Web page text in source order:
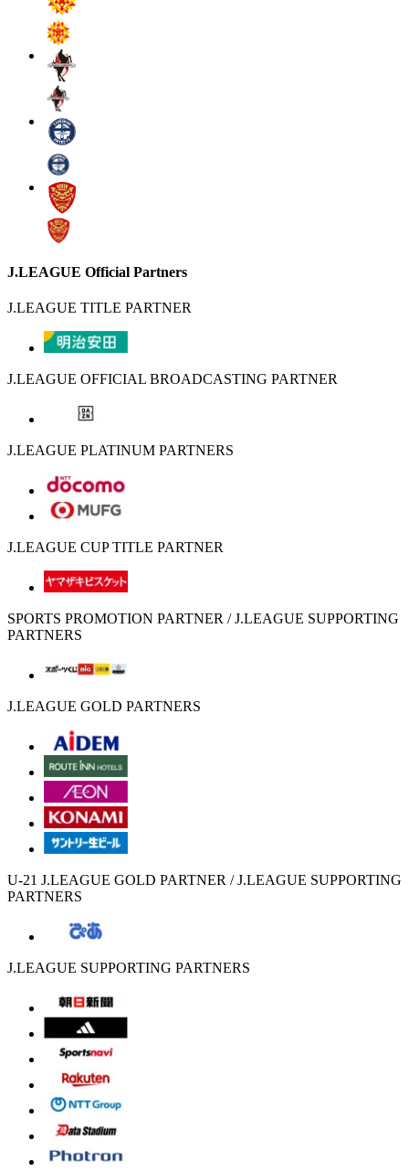
J.LEAGUE Official Partners
J.LEAGUE TITLE PARTNER
J.LEAGUE OFFICIAL BROADCASTING PARTNER
J.LEAGUE PLATINUM PARTNERS
J.LEAGUE CUP TITLE PARTNER
SPORTS PROMOTION PARTNER / J.LEAGUE SUPPORTING
PARTNERS
J.LEAGUE GOLD PARTNERS
U-21 J.LEAGUE GOLD PARTNER / J.LEAGUE SUPPORTING
PARTNERS
J.LEAGUE SUPPORTING PARTNERS